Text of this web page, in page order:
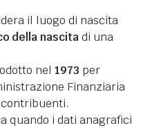
il luogo di nascita
della nascitadi una
nel 1973 per
Finanziaria
quando i dati anagrafici